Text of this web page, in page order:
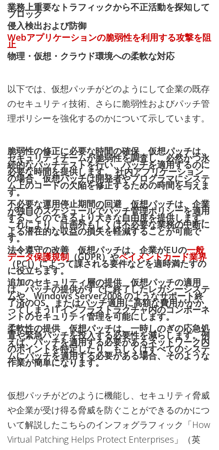
業務上重要なトラフィックから不正活動を探知して
ブロック
侵入検出および防御
Webアプリケーションの脆弱性を利用する攻撃を阻
止
物理・仮想・クラウド環境への柔軟な対応
以下では、仮想パッチがどのようにして企業の既存
のセキュリティ技術、さらに脆弱性およびパッチ管
理ポリシーを強化するのかについて示しています。
脆弱性の修正に必要な時間の確保 仮想パッチは、
セキュリティチームが脆弱性を調査し、必然かつ永
続的なパッチテストを行い、パッチを適用するのに
必要な時間を提供します。 社内アプリケーション
の場合、仮想パッチは開発者やプログラマにシステ
ム上のコードの欠陥を修正するための時間を与えま
す。
不必要な運用停止期間の回避 仮想パッチは、企業
が独自のスケジュールでパッチ管理ポリシーを適用
することのできるより大きな自由度を提供します。
これにより、計画外もしくは不必要な業務の中断に
よる潜在的な収益の損失を軽減することが可能で
す。
法令遵守の改善 仮想パッチは、企業がEUの一般
データ保護規制 （GDPR）やペイメントカード業界
（PCI）によって課される要件などを適時満たすの
に役立ちます。
追加のセキュリティ層の提供 仮想パッチの適用
は、パッチの提供がすでに終了したレガシーシステ
ムや、Windows Server2008 のようなサポート終
了済のOS、またはパッチ適用に高額な費用がかか
ってしまうITインフラストラクチャ内のコンポーネ
ントのセキュリティ管理を可能にします。
柔軟性の提供 仮想パッチは、一時しのぎの応急処
置や緊急パッチを投入する必要性を減らします。例
えば、パッチを適用する必要があるネットワーク内
のポイントを特定したり、もしくはすべてのシステ
ムにパッチを適用する必要がある場合、そのような
作業が簡単になります。
仮想パッチがどのように機能し、セキュリティ脅威
や企業が受け得る脅威を防ぐことができるのかにつ
いて解説したこちらのインフォグラフィック「How
Virtual Patching Helps Protect Enterprises」（英